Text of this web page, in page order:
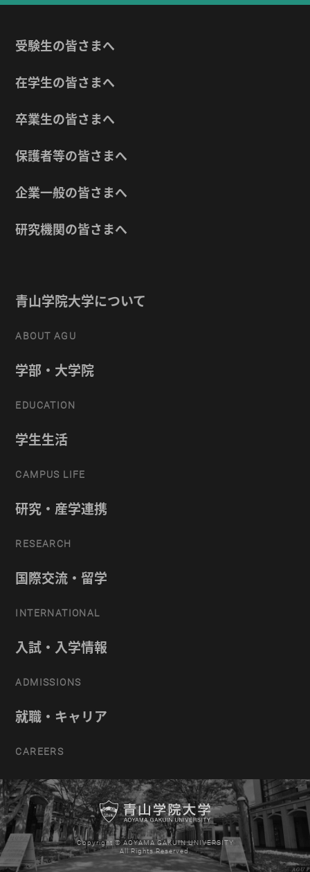
受験生の皆さまへ
在学生の皆さまへ
卒業生の皆さまへ
保護者等の皆さまへ
企業一般の皆さまへ
研究機関の皆さまへ
青山学院大学について
ABOUT AGU
学部・大学院
EDUCATION
学生生活
CAMPUS LIFE
研究・産学連携
RESEARCH
国際交流・留学
INTERNATIONAL
入試・入学情報
ADMISSIONS
就職・キャリア
CAREERS
Copyright © AOYAMA GAKUIN UNIVERSITY
All Rights Reserved.